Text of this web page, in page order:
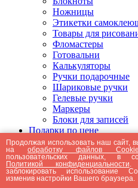
Ножницы
Этикетки
Товары для
Фломастеры
Готовальни
Калькуляторы
Ручки подарочные
Шариковые ручки
Гелевые ручки
Маркеры
Блоки для записей
Подарки по цене
Подарки от 5000
Подарки до 5000
Подарки до 3000
Подарки до 2000
Подарки до 1000
Продолжая использовать наш сайт,
наобработку файлов Cookie
пользовательских данных, в
Политикой конфиденциальности .
заблокировать использование
изменив настройки Вашего браузера.